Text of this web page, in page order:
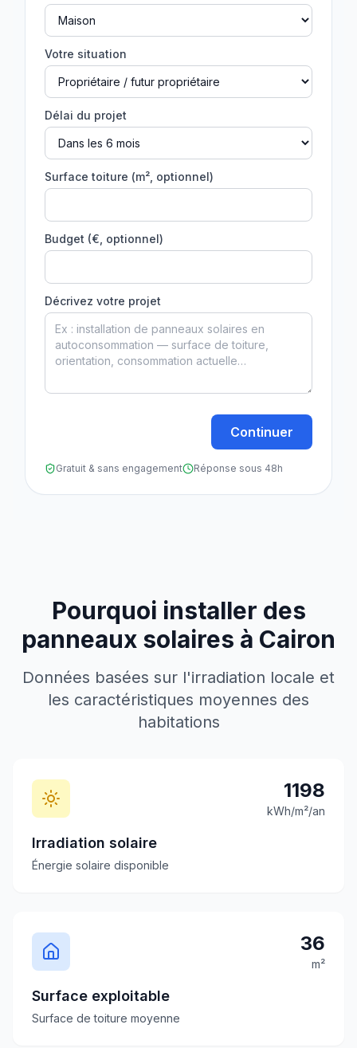
Votre situation
Délai du projet
Surface toiture (m², optionnel)
Budget (€, optionnel)
Décrivez votre projet
Continuer
Gratuit & sans engagement Réponse sous 48h
Pourquoi installer des
panneaux solaires à Cairon
Données basées sur l'irradiation locale et
les caractéristiques moyennes des
habitations
1198
kWh/m²/an
Irradiation solaire
Énergie solaire disponible
36
m²
Surface exploitable
Surface de toiture moyenne